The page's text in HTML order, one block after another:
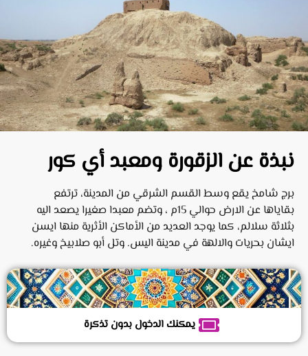
نبذة عن الزقورة ومعبد أي كور
برج شامخ يقع وسط القسم الشرقي من المدينة، ترتفع
بقاياها عن الارض حوالي 15م ، وتضم معبدا صغيرا يصعد اليه
بثلاثة سلالم، كما يوجد العديد من الأماكن الأثرية منها ايسن
ايشان بحريات والالهة في مدينة اليس. وتل أبو صلابيخ وغيره.
يمكنك الدخول بدون تذكرة